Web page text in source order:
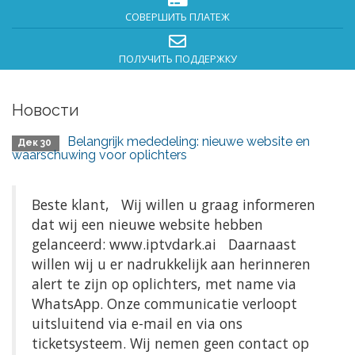
СОВЕРШИТЬ ПЛАТЕЖ
ПОЛУЧИТЬ ПОДДЕРЖКУ
Новости
Дек 30
Belangrijk mededeling: nieuwe website en
waarschuwing voor oplichters
Beste klant, Wij willen u graag informeren
dat wij een nieuwe website hebben
gelanceerd: www.iptvdark.ai Daarnaast
willen wij u er nadrukkelijk aan herinneren
alert te zijn op oplichters, met name via
WhatsApp. Onze communicatie verloopt
uitsluitend via e-mail en via ons
ticketsysteem. Wij nemen geen contact op